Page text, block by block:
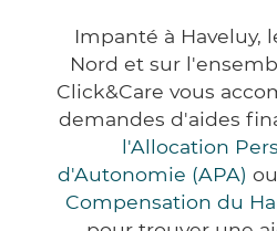
Impanté à Haveluy,
Nord et sur
Click&Care vous
demandes d'aides
l'Allocation
d'Autonomie (APA)
Compensation du